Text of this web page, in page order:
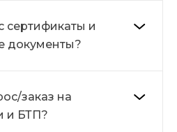
сертификаты и
документы?
заказ на
и БТП?